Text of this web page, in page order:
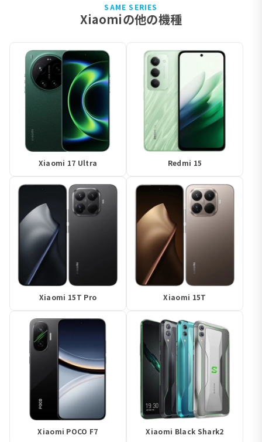
SAME SERIES
Xiaomiの他の機種
Xiaomi 17 Ultra Redmi 15
Xiaomi 15T Pro Xiaomi 15T
Xiaomi POCO F7 Xiaomi Black Shark2